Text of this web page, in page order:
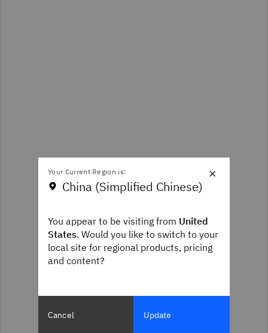
×
Your Current Region is:
China (Simplified Chinese)
You appear to be visiting from United
States. Would you like to switch to your
local site for regional products, pricing
and content?
Cancel Update